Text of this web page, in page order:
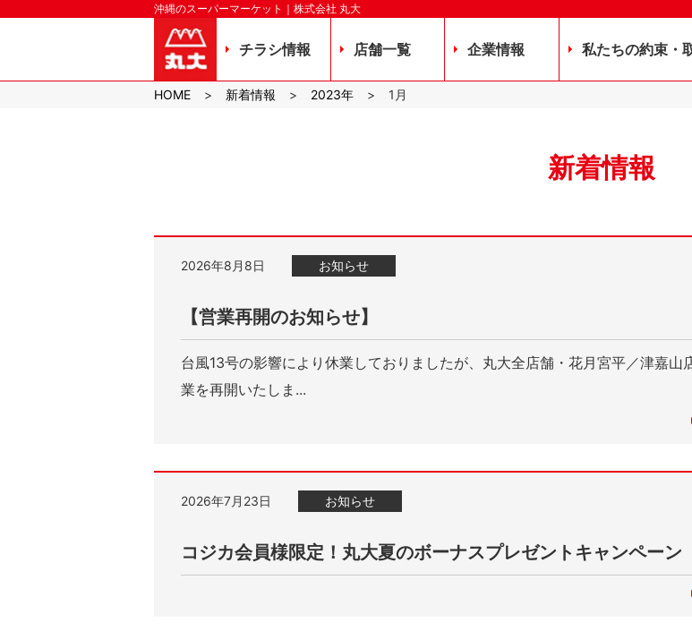
沖縄のスーパーマーケット｜株式会社 丸大
チラシ情報 店舗一覧 企業情報 私たちの約束・
HOME
新着情報 2023年 1 月
新着情報
2026年8月8日 お知らせ
【営業再開のお知らせ】
台風13号の影響により休業しておりましたが、丸大全店舗・花月宮平／津嘉山
業を再開いたしま...
2026年7月23日 お知らせ
コジカ会員様限定！丸大夏のボーナスプレゼントキャンペーン